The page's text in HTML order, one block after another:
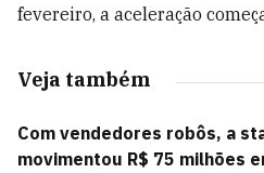
fevereiro, a aceleração
Veja também
Com vendedores robôs, a
movimentou R$ 75 milhões